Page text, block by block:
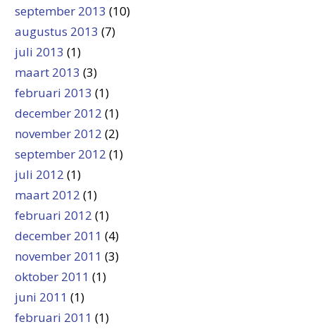
september 2013 (10)
augustus 2013 (7)
juli 2013 (1)
maart 2013 (3)
februari 2013 (1)
december 2012 (1)
november 2012 (2)
september 2012 (1)
juli 2012 (1)
maart 2012 (1)
februari 2012 (1)
december 2011 (4)
november 2011 (3)
oktober 2011 (1)
juni 2011 (1)
februari 2011 (1)